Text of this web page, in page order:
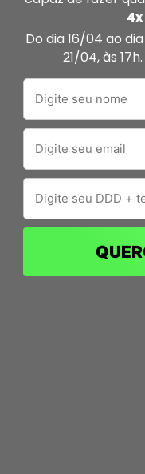
Do dia 16/04 ao
21/04, às